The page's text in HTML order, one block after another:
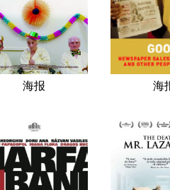
海报 海